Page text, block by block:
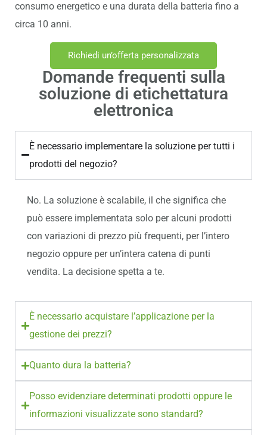
consumo energetico e una durata della batteria fino a
circa 10 anni.
Richiedi un’offerta personalizzata
Domande frequenti sulla
soluzione di etichettatura
elettronica
È necessario implementare la soluzione per tutti i
prodotti del negozio?
No. La soluzione è scalabile, il che significa che
può essere implementata solo per alcuni prodotti
con variazioni di prezzo più frequenti, per l’intero
negozio oppure per un’intera catena di punti
vendita. La decisione spetta a te.
È necessario acquistare l’applicazione per la
gestione dei prezzi?
Quanto dura la batteria?
Posso evidenziare determinati prodotti oppure le
informazioni visualizzate sono standard?